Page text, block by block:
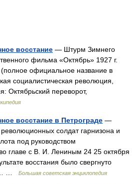
восстание — Штурм Зимнего
фильма «Октябрь» 1927 г.
официальное название в
социалистическая революция,
Октябрьский переворот,
восстание в Петрограде —
солдат гарнизона и
под руководством
главе с В. И. Лениным 24 25 октября
восстания было свергнуто
…
Большая советская энциклопедия